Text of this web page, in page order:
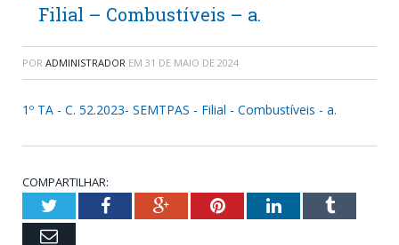
Filial – Combustíveis – a.
POR ADMINISTRADOR EM 31 DE MAIO DE 2024
1º TA - C. 52.2023- SEMTPAS - Filial - Combustíveis - a.
COMPARTILHAR:
TwitterFacebookGoogle+PinterestLinkedInTumblr
Email